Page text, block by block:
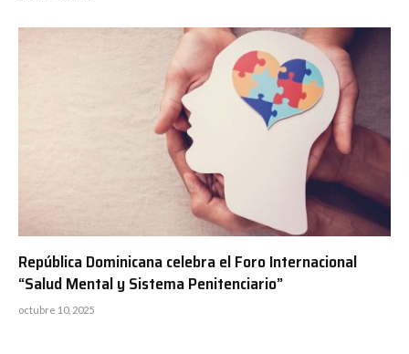
República Dominicana celebra el Foro Internacional
“Salud Mental y Sistema Penitenciario”
octubre 10, 2025